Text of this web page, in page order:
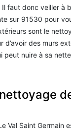
faut donc veiller à
sur 91530 pour
sont le
d’avoir des murs
peut nuire à sa
Val Saint Germain